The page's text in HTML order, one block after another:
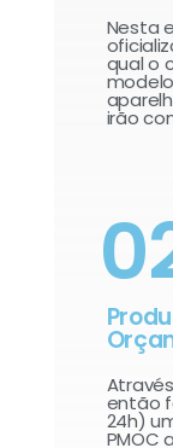
Nesta
qual o
irão
então
24h)
PMOC